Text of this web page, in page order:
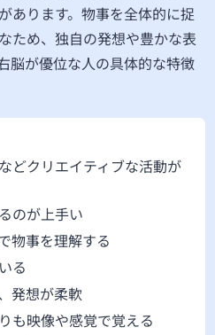
あります。物事を全体的に捉
ため、独自の発想や豊かな表
脳が優位な人の具体的な特徴
どクリエイティブな活動が
のが上手い
物事を理解する
る
発想が柔軟
も映像や感覚で覚える